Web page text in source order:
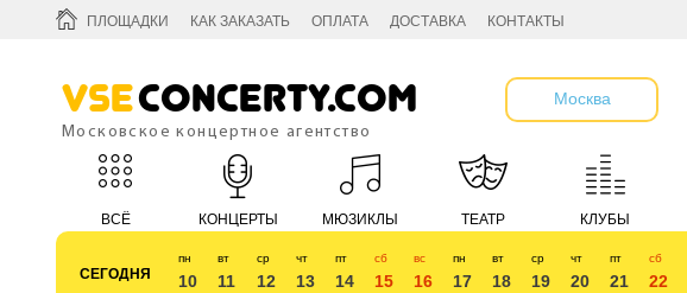
ПЛОЩАДКИ КАК ЗАКАЗАТЬ ОПЛАТА ДОСТАВКА КОНТАКТЫ
VseConcerty.com
Московское концертное агентство
Москва
ВСЁ КОНЦЕРТЫ МЮЗИКЛЫ ТЕАТР КЛУБЫ
СЕГОДНЯ
пн
10
вт
11
ср
12
чт
13
пт
14
сб
15
вс
16
пн
17
вт
18
ср
19
чт
20
пт
21
сб
22